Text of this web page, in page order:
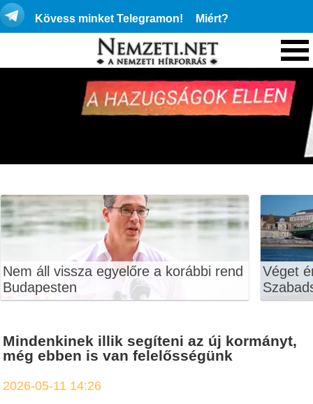
Kövess minket Telegramon! Miért?
Nem áll vissza egyelőre a korábbi rend
Budapesten
Véget
Mindenkinek illik segíteni az új kormányt,
még ebben is van felelősségünk
2026-05-11 14:26